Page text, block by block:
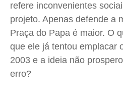
refere inconvenientes
projeto. Apenas defende a
Praça do Papa é maior. O
que ele já tentou emplacar
2003 e a ideia não
erro?